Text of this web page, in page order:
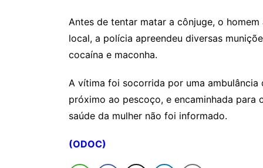
Antes de tentar matar a cônjuge, o
local, a polícia apreendeu diversas
cocaína e maconha.
A vítima foi socorrida por uma
próximo ao pescoço, e encaminhada para
saúde da mulher não foi informado.
(ODOC)